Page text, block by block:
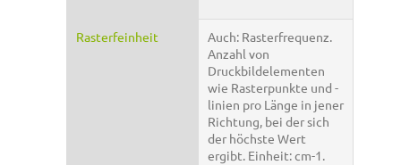
Rasterfeinheit
Auch: Rasterfrequenz.
Anzahl von
Druckbildelementen
wie Rasterpunkte und -
linien pro Länge in jener
Richtung, bei der sich
der höchste Wert
ergibt. Einheit: cm-1.